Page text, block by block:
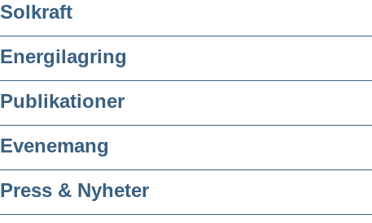
Solkraft
Energilagring
Publikationer
Evenemang
Press & Nyheter